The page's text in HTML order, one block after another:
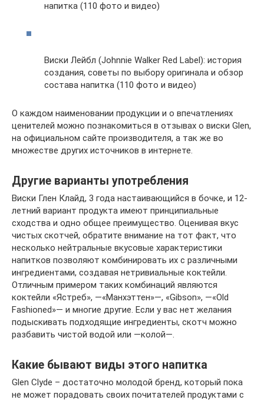
напитка (110 фото и видео)
Виски Лейбл (Johnnie Walker Red Label): история
создания, советы по выбору оригинала и обзор
состава напитка (110 фото и видео)
О каждом наименовании продукции и о впечатлениях
ценителей можно познакомиться в отзывах о виски Glen,
на официальном сайте производителя, а так же во
множестве других источников в интернете.
Другие варианты употребления
Виски Глен Клайд, 3 года настаивающийся в бочке, и 12-
летний вариант продукта имеют принципиальные
сходства и одно общее преимущество. Оценивая вкус
чистых скотчей, обратите внимание на тот факт, что
несколько нейтральные вкусовые характеристики
напитков позволяют комбинировать их с различными
ингредиентами, создавая нетривиальные коктейли.
Отличным примером таких комбинаций являются
коктейли «Ястреб», —«Манхэттен»—, «Gibson», —«Old
Fashioned»— и многие другие. Если у вас нет желания
подыскивать подходящие ингредиенты, скотч можно
разбавить чистой водой или —колой—.
Какие бывают виды этого напитка
Glen Clyde – достаточно молодой бренд, который пока
не может порадовать своих почитателей продуктами с